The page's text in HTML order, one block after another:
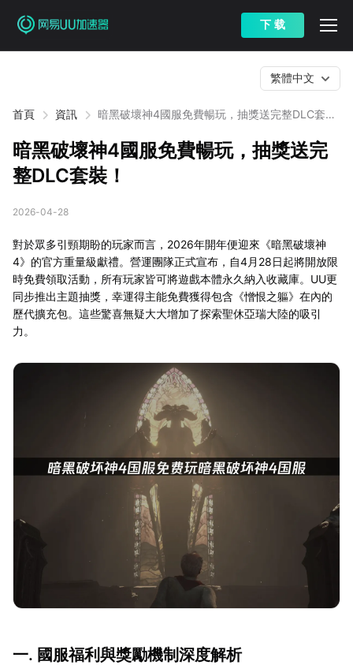
下 载
首頁 資訊
暗黑破壞神4國服免費暢玩，抽獎送完整DLC套
繁體中文
暗黑破壞神4國服免費暢玩，抽獎送完
整DLC套裝！
2026-04-28
對於眾多引頸期盼的玩家而言，2026年開年便迎來《暗黑破壞神
4》的官方重量級獻禮。營運團隊正式宣布，自4月28日起將開放限
時免費領取活動，所有玩家皆可將遊戲本體永久納入收藏庫。UU更
同步推出主題抽獎，幸運得主能免費獲得包含《憎恨之軀》在內的
歷代擴充包。這些驚喜無疑大大增加了探索聖休亞瑞大陸的吸引
力。
一. 國服福利與獎勵機制深度解析